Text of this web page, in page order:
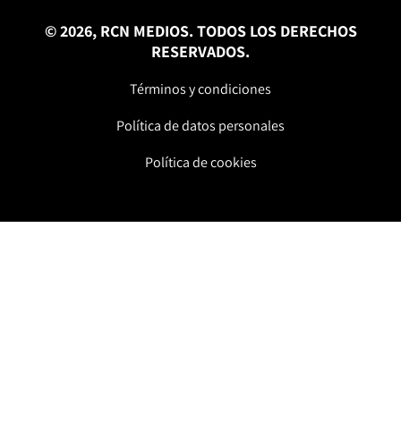
© 2026, RCN MEDIOS. TODOS LOS DERECHOS
RESERVADOS.
Términos y condiciones
Política de datos personales
Política de cookies